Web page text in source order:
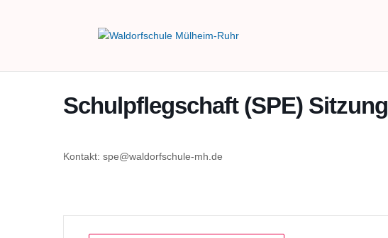
Schulpflegschaft (SPE) Sitzung
Kontakt: spe@waldorfschule-mh.de